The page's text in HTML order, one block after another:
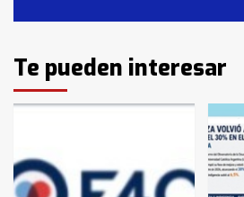
3
Identidad de los
pampeanos que
en la mañana del
Accidente en Ruta
joven de Trenque
Te pueden interesar